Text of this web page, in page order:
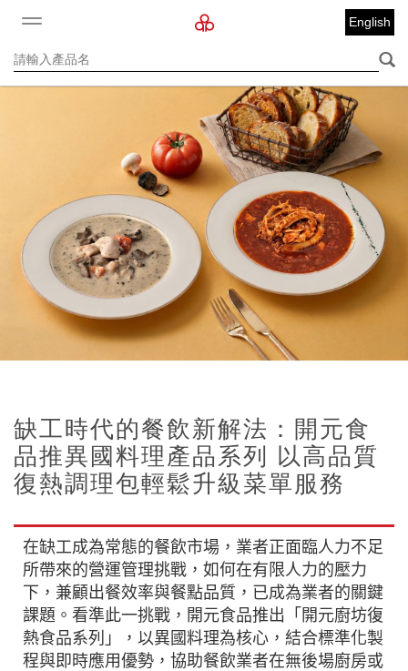
English
缺工時代的餐飲新解法：開元食
品推異國料理產品系列 以高品質
復熱調理包輕鬆升級菜單服務
在缺工成為常態的餐飲市場，業者正面臨人力不足
所帶來的營運管理挑戰，如何在有限人力的壓力
下，兼顧出餐效率與餐點品質，已成為業者的關鍵
課題。看準此一挑戰，開元食品推出「開元廚坊復
熱食品系列」，以異國料理為核心，結合標準化製
程與即時應用優勢，協助餐飲業者在無後場廚房或